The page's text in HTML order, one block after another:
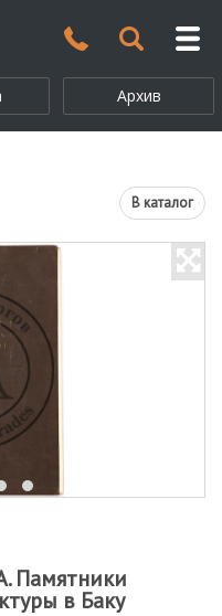
Архив
В каталог
Памятники
в Баку